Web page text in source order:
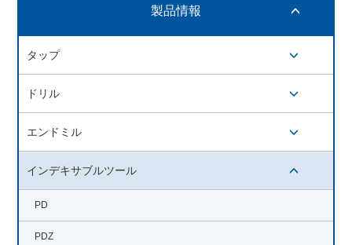
製品情報
タップ
ドリル
エンドミル
インデキサブルツール
PD
PDZ